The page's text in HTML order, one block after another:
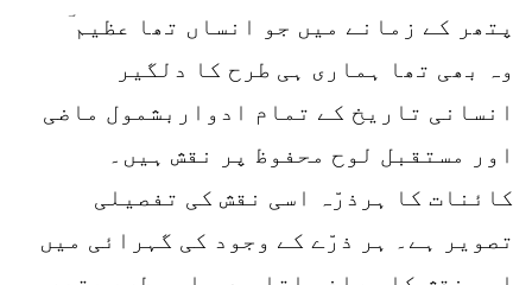
پتھر کے زمانے میں جو انساں تھا عظیم ؔ
وہ بھی تھا ہماری ہی طرح کا دلگیر
انسانی تاریخ کے تمام ادواربشمول ماضی
اور مستقبل لوح محفوظ پر نقش ہیں۔
کائنات کا ہرذرّہ اسی نقش کی تفصیلی
تصویر ہے۔ ہر ذرّے کے وجود کی گہرائی میں